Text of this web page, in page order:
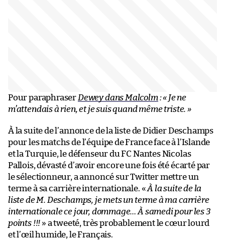
Pour paraphraser Dewey dans Malcolm: « Je ne
m’attendais à rien, et je suis quand même triste. »
À la suite de l’annonce de la liste de Didier Deschamps
pour les matchs de l’équipe de France face à l’Islande
et la Turquie, le défenseur du FC Nantes Nicolas
Pallois, dévasté d’avoir encore une fois été écarté par
le sélectionneur, a annoncé sur Twitter mettre un
terme à sa carrière internationale. «À la suite de la
liste de M. Deschamps, je mets un terme à ma carrière
internationale ce jour, dommage… À samedi pour les 3
points !!! » a tweeté, très probablement le cœur lourd
et l’œil humide, le Français.